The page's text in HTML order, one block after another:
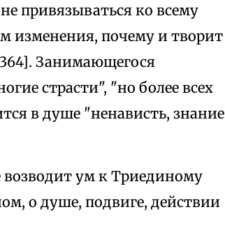
привязываться ко всему
изменения, почему и творит
Занимающегося
страсти", "но более всех
в душе "ненависть, знание
возводит ум к Триединому
о душе, подвиге, действии